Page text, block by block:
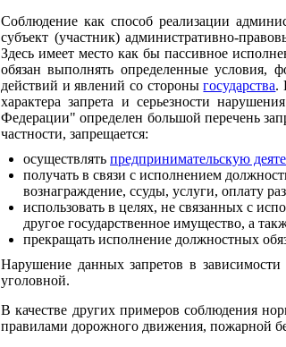
Соблюдение как способ реализации
субъект (участник) административно-
Здесь имеет место как бы пассивное
обязан выполнять определенные условия,
действий и явлений со стороныгосударства.
характера запрета и серьезности
Федерации" определен большой перечень
частности, запрещается:
осуществлять предпринимательскую
получать в связи с исполнением
вознаграждение, ссуды, услуги, оплату
использовать в целях, не связанных с
другое государственное имущество, а
прекращать исполнение должностных
Нарушение данных запретов в зависимости
уголовной.
В качестве других примеров соблюдения
правилами дорожного движения, пожарной